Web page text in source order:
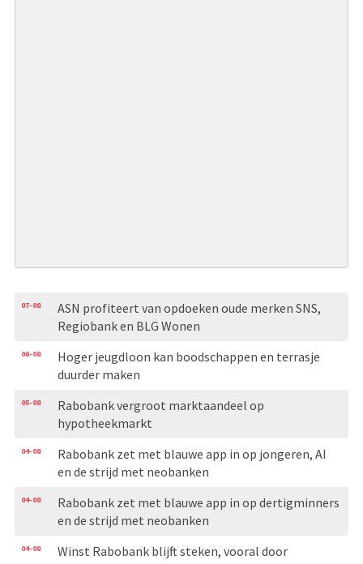
07-08
ASN profiteert van opdoeken oude merken SNS,
Regiobank en BLG Wonen
06-08
Hoger jeugdloon kan boodschappen en terrasje
duurder maken
05-08
Rabobank vergroot marktaandeel op
hypotheekmarkt
04-08
Rabobank zet met blauwe app in op jongeren, AI
en de strijd met neobanken
04-08
Rabobank zet met blauwe app in op dertigminners
en de strijd met neobanken
04-08
Winst Rabobank blijft steken, vooral door